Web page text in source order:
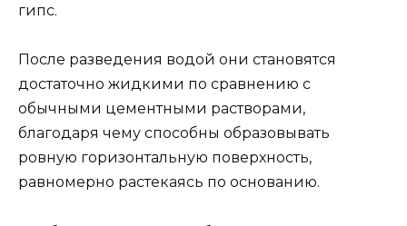
гипс.
После разведения водой они становятся
достаточно жидкими по сравнению с
обычными цементными растворами,
благодаря чему способны образовывать
ровную горизонтальную поверхность,
равномерно растекаясь по основанию.